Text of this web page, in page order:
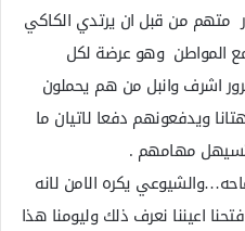
متهم من قبل ان يرتدي الكاكي
المواطن وهو عرضة لكل
اشرف وانبل من هم يحملون
ويدفعونهم دفعا لاتيان ما
مهامهم .
يكره الامن لانه
اعيننا نعرف ذلك وليومنا هذا